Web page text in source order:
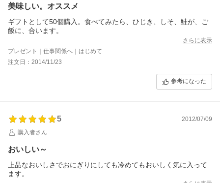
美味しい。オススメ
ギフトとして50個購入。食べてみたら、ひじき、しそ、鮭が、ご
飯に、合います。
さらに表示
プレゼント｜仕事関係へ｜はじめて
注文日：2014/11/23
参考になった
5
2012/07/09
購入者さん
おいしい～
上品なおいしさでおにぎりにしても冷めてもおいしく気に入って
ます。